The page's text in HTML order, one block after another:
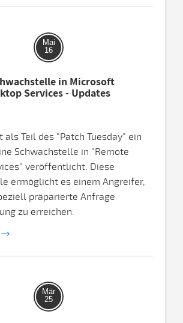
Mai
16
in Microsoft
Services - Updates
Teil des "Patch Tuesday" ein
Schwachstelle in "Remote
veröffentlicht. Diese
ermöglicht es einem Angreifer,
präparierte Anfrage
zu erreichen.
Mär
25